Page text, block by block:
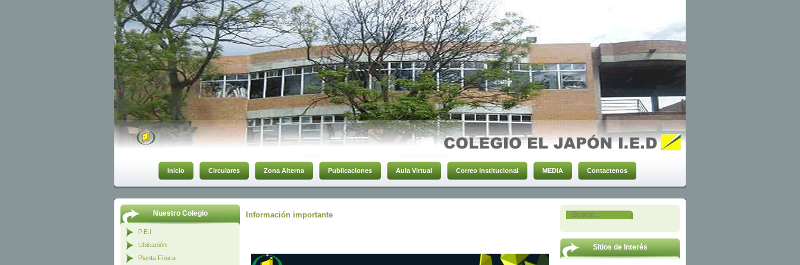
Colegio Japón IED
Inicio Circulares Zona Alterna Publicaciones Aula Virtual Correo Institucional MEDIA Contactenos
Nuestro Colegio
P.E.I.
Ubicación
Planta Física
Información importante
Sitios de Interés